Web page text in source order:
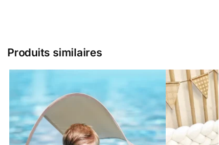
Produits similaires